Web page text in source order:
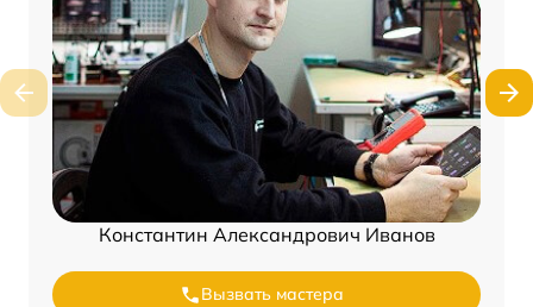
Константин Александрович Иванов
Вызвать мастера